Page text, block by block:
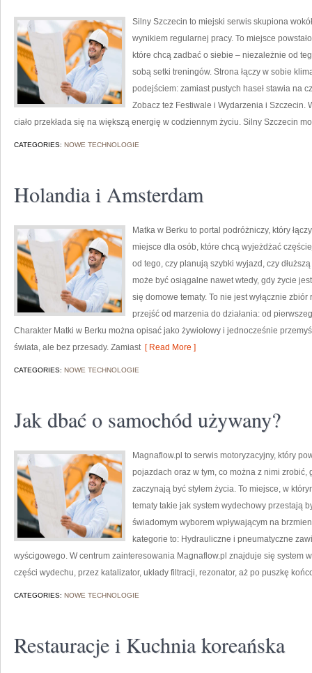
Silny Szczecin to miejski serwis skupiona
wynikiem regularnej pracy. To miejsce
które chcą zadbać o siebie – niezależnie od
sobą setki treningów. Strona łączy w sobie
podejściem: zamiast pustych haseł stawia na
Zobacz też Festiwale i Wydarzenia i Szczecin.
ciało przekłada się na większą energię w codziennym życiu. Silny Szczecin
CATEGORIES: NOWE TECHNOLOGIE
Holandia i Amsterdam
Matka w Berku to portal podróżniczy, który
miejsce dla osób, które chcą wyjeżdżać
od tego, czy planują szybki wyjazd, czy
może być osiągalne nawet wtedy, gdy życie
się domowe tematy. To nie jest wyłącznie
przejść od marzenia do działania: od
Charakter Matki w Berku można opisać jako żywiołowy i jednocześnie
świata, ale bez przesady. Zamiast[ Read More ]
CATEGORIES: NOWE TECHNOLOGIE
Jak dbać o samochód używany?
Magnaflow.pl to serwis motoryzacyjny, który
pojazdach oraz w tym, co można z nimi
zaczynają być stylem życia. To miejsce, w
tematy takie jak system wydechowy przestają
świadomym wyborem wpływającym na
kategorie to: Hydrauliczne i pneumatyczne
wyścigowego. W centrum zainteresowania Magnaflow.pl znajduje się system
części wydechu, przez katalizator, układy filtracji, rezonator, aż po puszkę
CATEGORIES: NOWE TECHNOLOGIE
Restauracje i Kuchnia koreańska